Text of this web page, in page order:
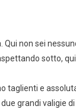
Qui non sei
sotto,
taglienti e
grandi valigie